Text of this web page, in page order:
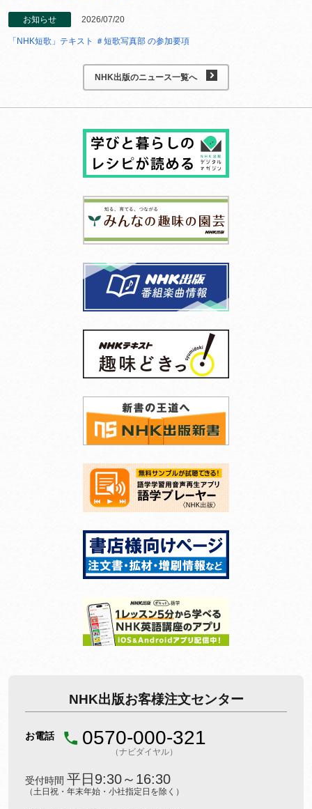
お知らせ 2026/07/20
「NHK短歌」テキスト ＃短歌写真部 の参加要項
NHK出版のニュース一覧へ
NHK出版お客様注文センター
お電話 0570-000-321
（ナビダイヤル）
受付時間 平日9:30～16:30
（土日祝・年末年始・小社指定日を除く）